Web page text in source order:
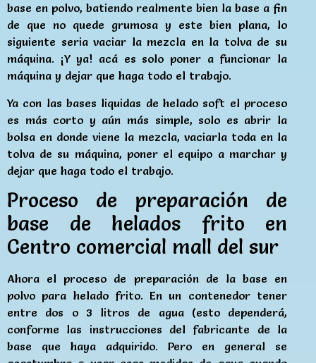
base en polvo, batiendo realmente bien la base a fin
de que no quede grumosa y este bien plana, lo
siguiente seria vaciar la mezcla en la tolva de su
máquina. ¡Y ya! acá es solo poner a funcionar la
máquina y dejar que haga todo el trabajo.
Ya con las bases liquidas de helado soft el proceso
es más corto y aún más simple, solo es abrir la
bolsa en donde viene la mezcla, vaciarla toda en la
tolva de su máquina, poner el equipo a marchar y
dejar que haga todo el trabajo.
Proceso de preparación de
base de helados frito en
Centro comercial mall del sur
Ahora el proceso de preparación de la base en
polvo para helado frito. En un contenedor tener
entre dos o 3 litros de agua (esto dependerá,
conforme las instrucciones del fabricante de la
base que haya adquirido. Pero en general se